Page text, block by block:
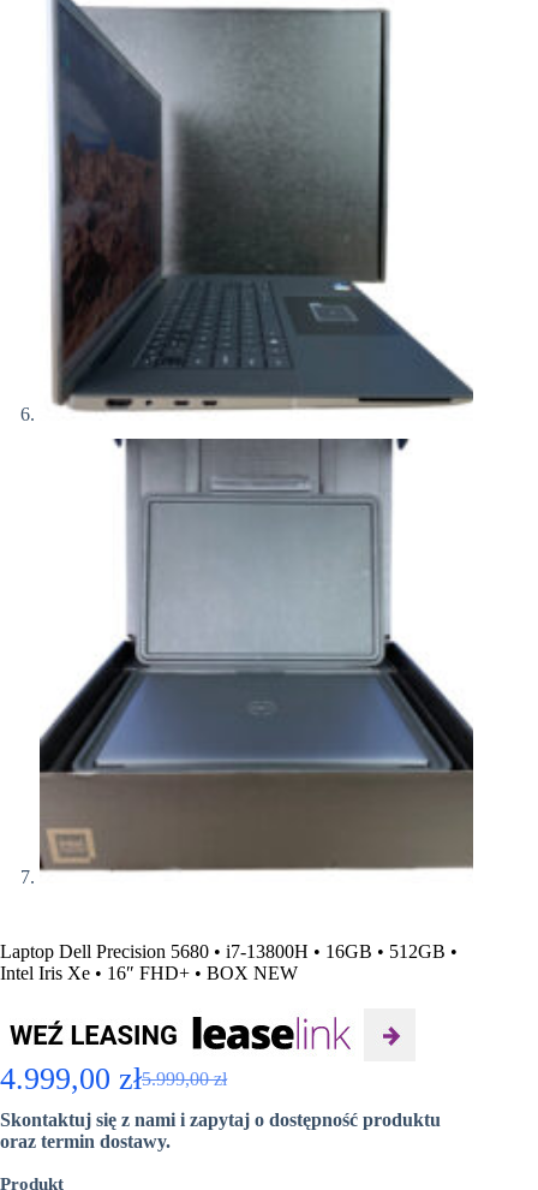
Laptop Dell Precision 5680 • i7-13800H • 16GB • 512GB •
Intel Iris Xe • 16″ FHD+ • BOX NEW
5.999,00zł
Pierwotna
cena
4.999,00 zł
Aktualna
cena
Skontaktuj się z nami i zapytaj o dostępność produktu
oraz termin dostawy.
Produkt